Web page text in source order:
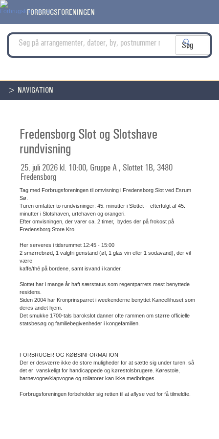
FORBRUGSFORENINGEN
> NAVIGATION
Fredensborg Slot og Slotshave
rundvisning
25. juli 2026 kl. 10:00, Gruppe A , Slottet 1B, 3480
Fredensborg
Tag med Forbrugsforeningen til omvisning i Fredensborg Slot ved Esrum
Sø.
Turen omfatter to rundvisninger: 45. minutter i Slottet - efterfulgt af 45.
minutter i Slotshaven, urtehaven og orangeri.
Efter omvisningen, der varer ca. 2 timer, bydes der på frokost på
Fredensborg Store Kro.
Her serveres i tidsrummet 12:45 - 15:00
2 smørrebrød, 1 valgfri genstand (øl, 1 glas vin eller 1 sodavand), der vil
være
kaffe/thé på bordene, samt isvand i kander.
Slottet har i mange år haft særstatus som regentparrets mest benyttede
residens.
Siden 2004 har Kronprinsparret i weekenderne benyttet Kancellihuset som
deres andet hjem.
Det smukke 1700-tals barokslot danner ofte rammen om større officielle
statsbesøg og familiebegivenheder i kongefamilien.
FORBRUGER OG KØBSINFORMATION
Der er desværre ikke de store muligheder for at sætte sig under turen, så
det er vanskeligt for handicappede og kørestolsbrugere. Kørestole,
barnevogne/klapvogne og rollatorer kan ikke medbringes.
Forbrugsforeningen forbeholder sig retten til at aflyse ved for få tilmeldte.